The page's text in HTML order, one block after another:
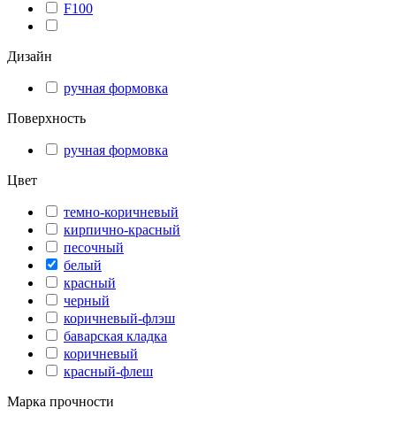
F100
Дизайн
ручная формовка
Поверхность
ручная формовка
Цвет
темно-коричневый
кирпично-красный
песочный
белый
красный
черный
коричневый-флэш
баварская кладка
коричневый
красный-флеш
Марка прочности